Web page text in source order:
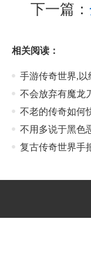
下一篇：
相关阅读：
手游传奇世界,
不会放弃有魔龙
不老的传奇如何
不用多说于黑色
复古传奇世界手